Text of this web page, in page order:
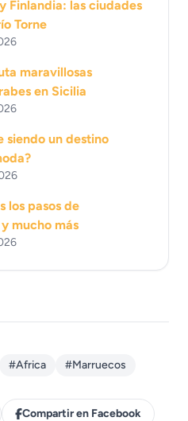
Finlandia: las ciudades
Torne
maravillosas
en Sicilia
siendo un destino
los pasos de
mucho más
#Africa
#Marruecos
Compartir en Facebook